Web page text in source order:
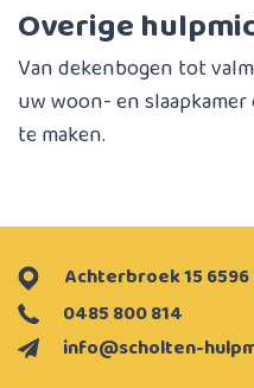
Overige
Van dekenbogen tot
uw woon- en
te maken.
info@scholten-
0485 800 814
Achterbroek 15 6596